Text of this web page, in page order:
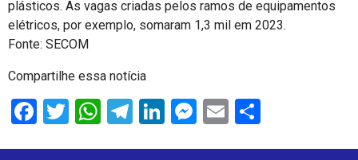
plásticos. As vagas criadas pelos ramos de equipamentos
elétricos, por exemplo, somaram 1,3 mil em 2023.
Fonte: SECOM
Compartilhe essa notícia
Facebook
Twitter
WhatsApp
Telegram
LinkedIn
Messenger
Email